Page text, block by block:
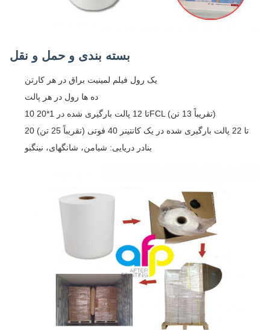
بسته بندی و حمل و نقل
یک رول فیلم لمینیت براق در هر کارتن
ده ها رول در هر پالت
10 تا 12 پالت بارگیری شده در 1*20FCL (تقریباً 13 تن)
20 تا 22 پالت بارگیری شده در یک کانتینر 40 فوتی (تقریباً 25 تن)
بنادر دریایی: شیامن، شانگهای، نینگبو